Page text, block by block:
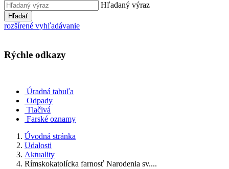
Hľadaný výraz
Hľadať
rozšírené vyhľadávanie
Rýchle odkazy
Úradná tabuľa
Odpady
Tlačivá
Farské oznamy
Úvodná stránka
Udalosti
Aktuality
Rímskokatolícka farnosť Narodenia sv....